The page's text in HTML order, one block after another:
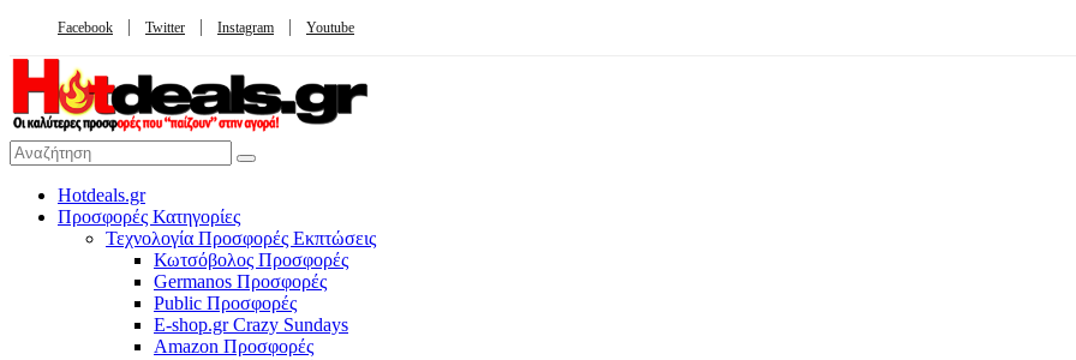
Facebook Twitter Instagram Youtube
Hotdeals.gr
Προσφορές Κατηγορίες
Τεχνολογία Προσφορές Εκπτώσεις
Κωτσόβολος Προσφορές
Germanos Προσφορές
Public Προσφορές
E-shop.gr Crazy Sundays
Amazon Προσφορές